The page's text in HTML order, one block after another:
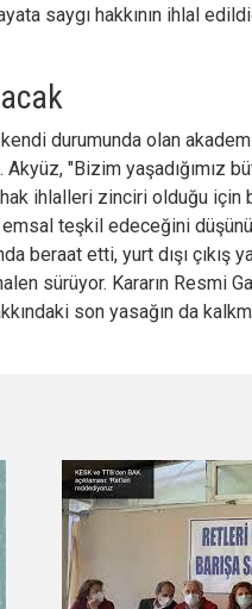
saygı hakkının ihlal
durumunda olan
Akyüz, "Bizim yaşadığımız
ihlalleri zinciri olduğu için
teşkil edeceğini
beraat etti, yurt dışı çıkış
sürüyor. Kararın Resmi
son yasağın da